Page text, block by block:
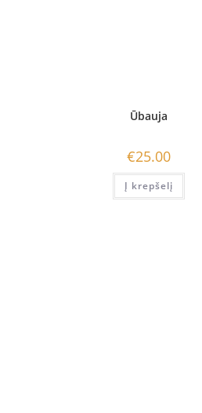
Ūbauja
€25.00
Į krepšelį